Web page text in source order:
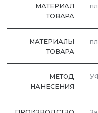
МАТЕРИАЛ
ТОВАРА
МАТЕРИАЛЫ
ТОВАРА
МЕТОД
НАНЕСЕНИЯ